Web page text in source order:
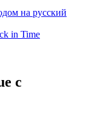
на русский
in Time
с